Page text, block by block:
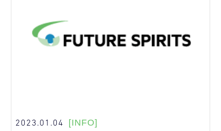
2023.01.04 [INFO]